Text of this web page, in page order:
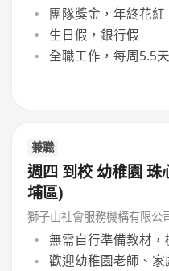
團隊獎金，年終花紅
生日假，銀行假
全職工作，每周5.5
兼職
週四 到校 幼稚園
埔區)
獅子山社會服務機構有限公
無需自行準備教材，
歡迎幼稚園老師、